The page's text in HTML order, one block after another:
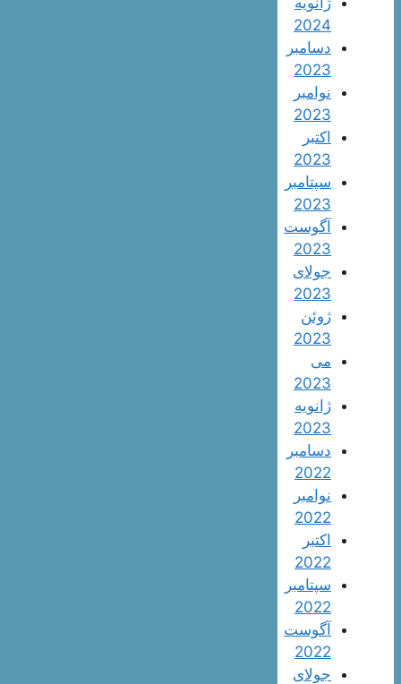
2024
دسامبر
2023
نوامبر
2023
اکتبر
2023
سپتامبر
2023
آگوست
2023
جولای
2023
ژوئن
2023
می
2023
ژانویه
2023
دسامبر
2022
نوامبر
2022
اکتبر
2022
سپتامبر
2022
آگوست
2022
جولای